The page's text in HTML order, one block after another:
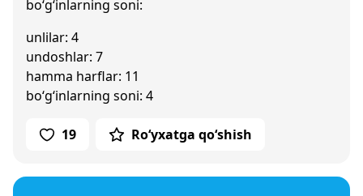
bo‘g‘inlarning soni:
unlilar: 4
undoshlar: 7
hamma harflar: 11
bo‘g‘inlarning soni: 4
19 Ro‘yxatga qo‘shish